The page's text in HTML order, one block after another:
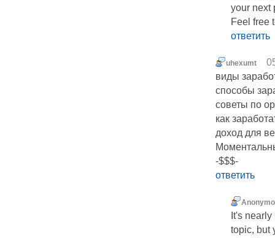
your next
Feel free
ответить
uhexumt
виды
способы
советы по
как
доход для
-$$$-
ответить
It's
topic, but